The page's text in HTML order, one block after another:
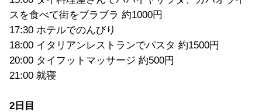
スを食べて街をブラブラ 約1000円
17:30 ホテルでのんびり
18:00 イタリアンレストランでパスタ 約1500円
20:00 タイフットマッサージ 約500円
21:00 就寝
2日目